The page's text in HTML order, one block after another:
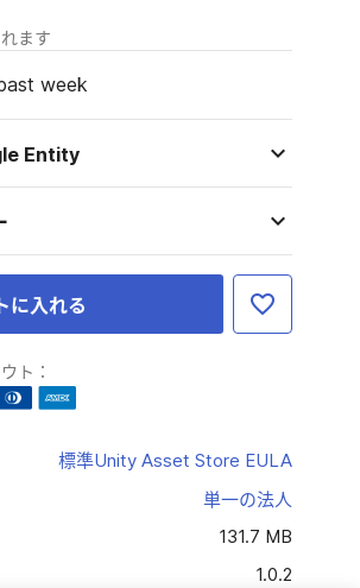
ます
week
Entity
に入れる
ト：
標準Unity Asset Store EULA
単一の法人
131.7 MB
1.0.2